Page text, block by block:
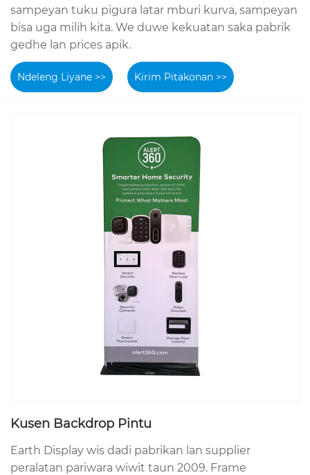
sampeyan tuku pigura latar mburi kurva, sampeyan
bisa uga milih kita. We duwe kekuatan saka pabrik
gedhe lan prices apik.
Ndeleng Liyane >> Kirim Pitakonan >>
Kusen Backdrop Pintu
Earth Display wis dadi pabrikan lan supplier
peralatan pariwara wiwit taun 2009. Frame